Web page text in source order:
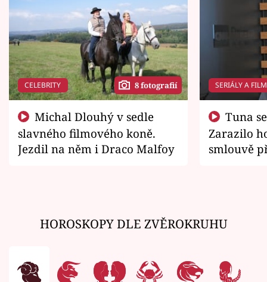
CELEBRITY 8 fotografií
slavného filmového koně.
Jezdil na něm i Draco Malfoy
SERIÁLY A
Zarazilo
smlouvě
HOROSKOPY DLE ZVĚROKRUHU